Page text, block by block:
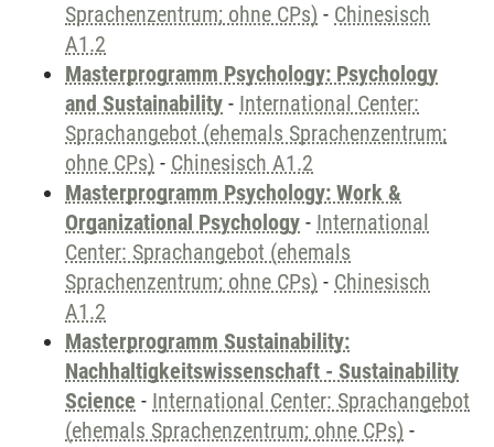
Sprachenzentrum; ohne CPs) - Chinesisch
A1.2
Masterprogramm Psychology: Psychology
and Sustainability - International Center:
Sprachangebot (ehemals Sprachenzentrum;
ohne CPs) - Chinesisch A1.2
Masterprogramm Psychology: Work &
Organizational Psychology - International
Center: Sprachangebot (ehemals
Sprachenzentrum; ohne CPs) - Chinesisch
A1.2
Masterprogramm Sustainability:
Nachhaltigkeitswissenschaft - Sustainability
Science - International Center: Sprachangebot
(ehemals Sprachenzentrum; ohne CPs) -